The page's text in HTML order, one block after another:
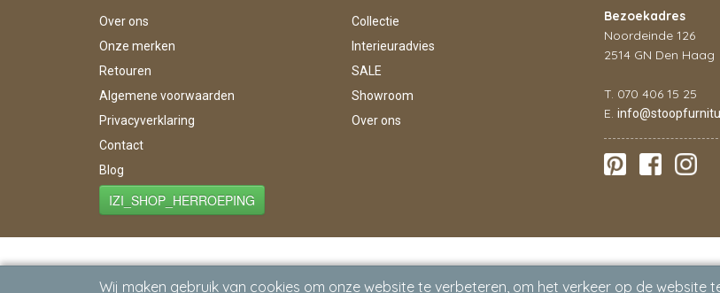
Over ons
Onze merken
Retouren
Algemene voorwaarden
Privacyverklaring
Contact
Blog
IZI_SHOP_HERROEPING
Collectie
Interieuradvies
SALE
Showroom
Over ons
Bezoekadres
Noordeinde 126
2514 GN Den Haag
T. 070 406 15 25
E.
Wij maken gebruik van cookies om onze website te verbeteren, om het verkeer op de website